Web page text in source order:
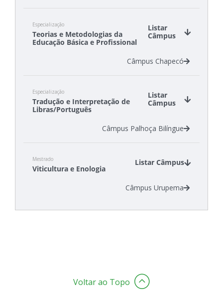
Especialização
Teorias e Metodologias da
Educação Básica e Profissional
Listar
Câmpus
Câmpus Chapecó
Especialização
Tradução e Interpretação de
Libras/Português
Listar
Câmpus
Câmpus Palhoça Bilíngue
Mestrado
Viticultura e Enologia
Listar Câmpus
Câmpus Urupema
Voltar ao Topo